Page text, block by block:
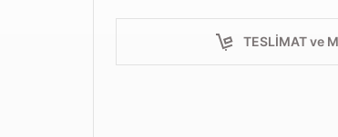
TESLİMAT ve